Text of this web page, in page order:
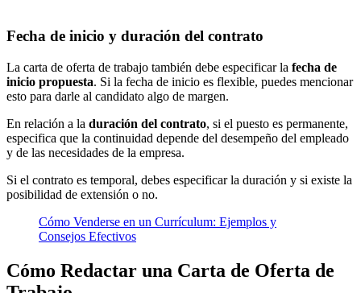
Fecha de inicio y duración del contrato
La carta de oferta de trabajo también debe especificar la fecha de
inicio propuesta. Si la fecha de inicio es flexible, puedes mencionar
esto para darle al candidato algo de margen.
En relación a la duración del contrato, si el puesto es permanente,
especifica que la continuidad depende del desempeño del empleado
y de las necesidades de la empresa.
Si el contrato es temporal, debes especificar la duración y si existe la
posibilidad de extensión o no.
Cómo Venderse en un Currículum: Ejemplos y
Consejos Efectivos
Cómo Redactar una Carta de Oferta de